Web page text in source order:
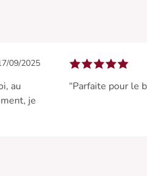
09/2025
au
je
“Parfaite pour le